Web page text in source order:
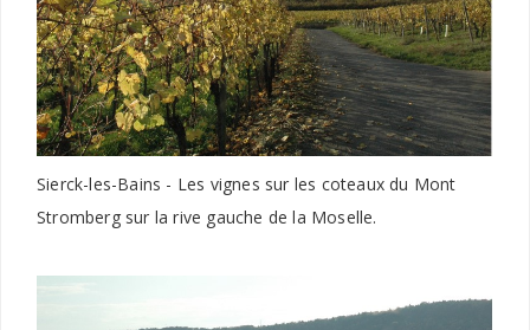
Sierck-les-Bains - Les vignes sur les coteaux du Mont
Stromberg sur la rive gauche de la Moselle.